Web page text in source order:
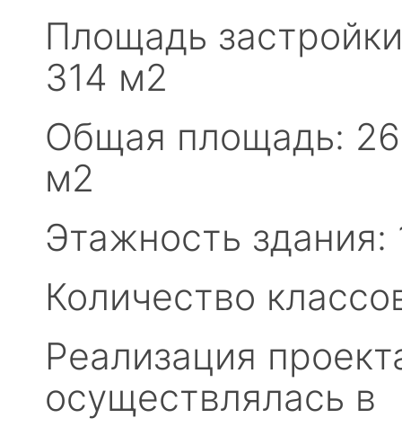
Площадь
314 м2
Общая площадь:
м2
Этажность здания:
Количество
Реализация
осуществлялась в